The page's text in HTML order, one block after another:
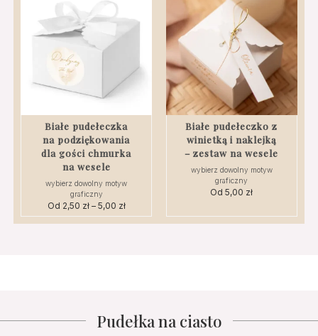
wariantów.
Opcje
można
stronie
produktu
do
4,00 zł
ma
wiele
wariantów.
Opcje
można
wybrać
stronie
produktu
Białe pudełeczka
na podziękowania
dla gości chmurka
na wesele
wybierz dowolny motyw
graficzny
Od 2,50 zł – 5,00 złZakres
cen:
Ten
można
wybrać
Białe pudełeczko z
winietką i naklejką
– zestaw na wesele
wybierz dowolny motyw
graficzny
Od5,00 zł
Pudełka na ciasto